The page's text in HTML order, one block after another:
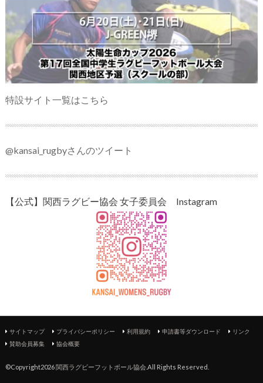
特設サイト一覧はこちら
@kansai_rugbyさんのツイート
【公式】関西ラグビー協会 女子委員会 Instagram
サイトマップ プライバシーポリシー 利用規約 申請書等ダウンロード
リンク
賛助会員募集
協会概要
©Copyright2026関西ラグビーフットボール協会.All Rights Reserved.